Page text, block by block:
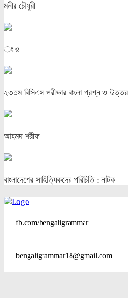
মনীর চৌধুরী
ং ঙ
২৩তম বিসিএস পরীক্ষার বাংলা প্রশ্ন ও উত্তর
আহমদ শরীফ
বাংলাদেশের সাহিত্যিকদের পরিচিতি : নাটক
fb.com/bengaligrammar
bengaligrammar18@gmail.com